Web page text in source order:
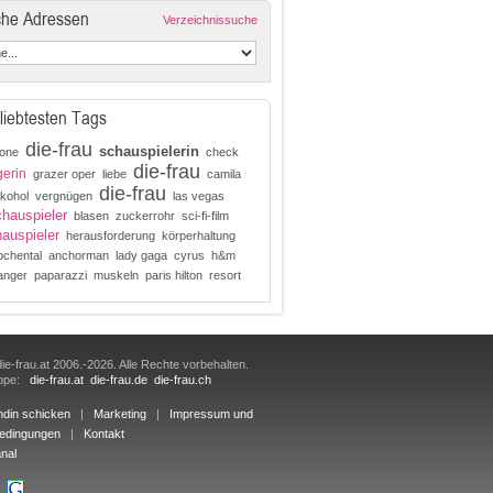
Adressen Verzeichnissuche
Tags
die-frau schauspielerin check
grazer oper liebe die-frau camila
vergnügen die-frau las vegas
blasen zuckerrohr sci-fi-film
herausforderung körperhaltung
anchorman lady gaga cyrus h&m
paparazzi muskeln paris hilton resort
frau.at 2006.-2026. Alle Rechte vorbehalten.
die-frau.at die-frau.de die-frau.ch
schicken | Marketing | Impressum und
| Kontakt